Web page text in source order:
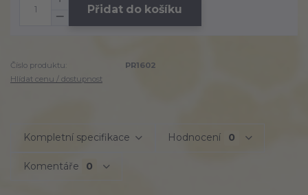
Přidat do košíku
Číslo produktu:
PR1602
Hlídat cenu / dostupnost
Kompletní specifikace Hodnocení 0
Komentáře 0